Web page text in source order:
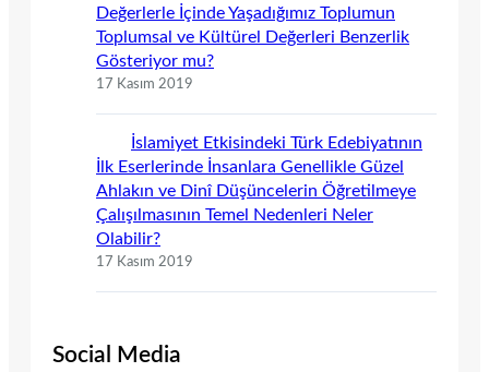
Değerlerle İçinde Yaşadığımız Toplumun
Toplumsal ve Kültürel Değerleri Benzerlik
Gösteriyor mu?
17 Kasım 2019
İslamiyet Etkisindeki Türk Edebiyatının
İlk Eserlerinde İnsanlara Genellikle Güzel
Ahlakın ve Dinî Düşüncelerin Öğretilmeye
Çalışılmasının Temel Nedenleri Neler
Olabilir?
17 Kasım 2019
Social Media